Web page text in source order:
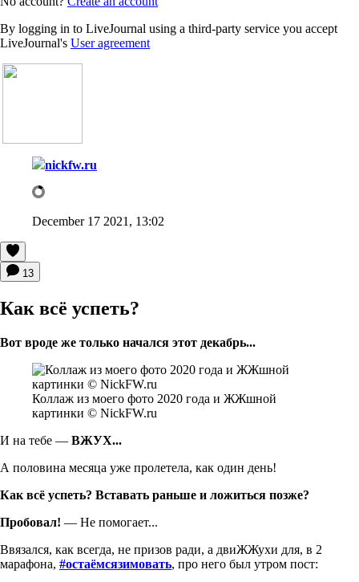
By logging in to LiveJournal using a third-party service you accept
LiveJournal's User agreement
nickfw.ru
December 17 2021, 13:02
13
Как всё успеть?
Вот вроде же только начался этот декабрь...
Коллаж из моего фото 2020 года и ЖЖшной
картинки © NickFW.ru
И на тебе — ВЖУХ...
А половина месяца уже пролетела, как один день!
Как всё успеть? Вставать раньше и ложиться позже?
Пробовал! — Не помогает...
Ввязался, как всегда, не призов ради, а двиЖЖухи для, в 2
марафона, #остаёмсязимовать, про него был утром пост: